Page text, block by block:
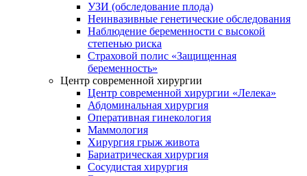
УЗИ (обследование плода)
Неинвазивные генетические обследования
Наблюдение беременности с высокой
степенью риска
Страховой полис «Защищенная
беременность»
Центр современной хирургии
Центр современной хирургии «Лелека»
Абдоминальная хирургия
Оперативная гинекология
Маммология
Хирургия грыж живота
Бариатрическая хирургия
Сосудистая хирургия